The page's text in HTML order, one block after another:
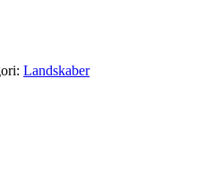
Landskaber